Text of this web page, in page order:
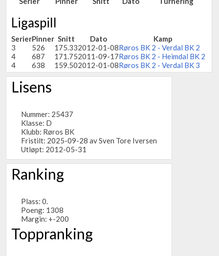
Ligaspill
SerierPinner Snitt Dato
Kamp
3
526 175.332012-01-08Røros BK 2 - Verdal BK 2
4
687 171.752011-09-17Røros BK 2 - Heimdal BK 2
4
638 159.502012-01-08Røros BK 2 - Verdal BK 3
Lisens
Nummer: 25437
Klasse: D
Klubb: Røros BK
Fristilt: 2025-09-28 av Sven Tore Iversen
Utløpt: 2012-05-31
Ranking
Plass: 0.
Poeng: 1308
Margin: +-200
Toppranking